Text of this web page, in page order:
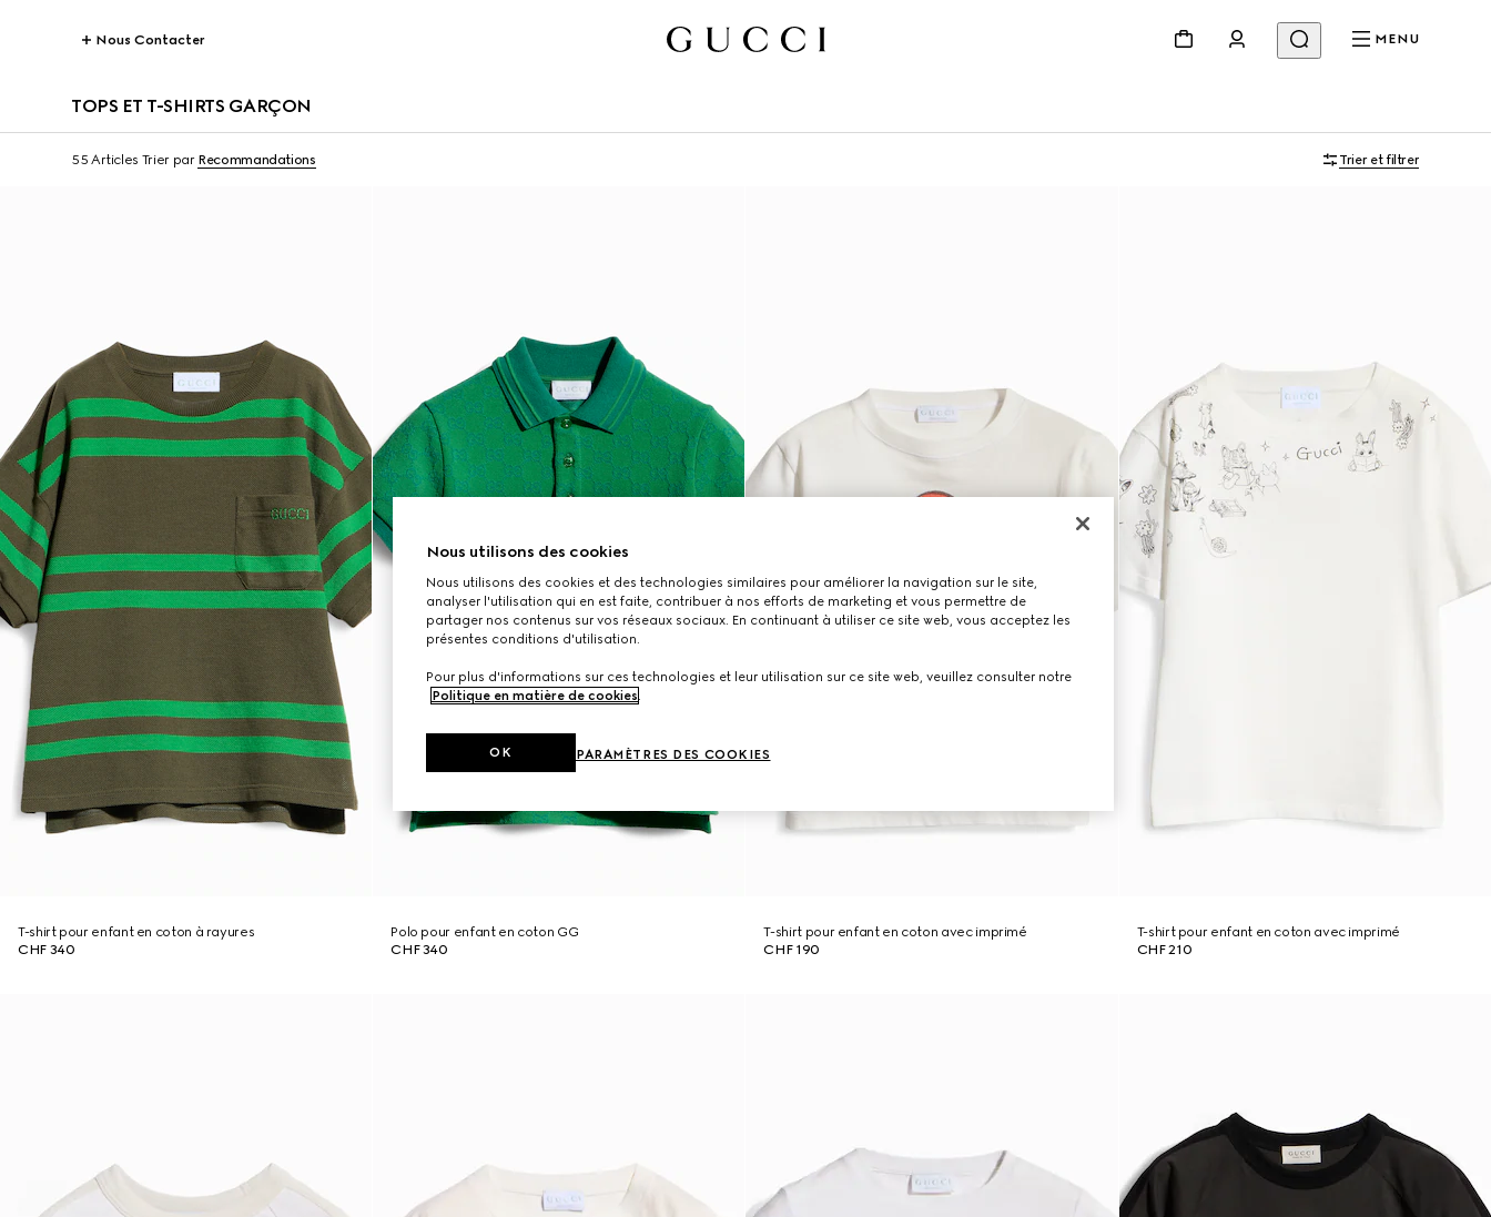
Nous Contacter MENU
TOPS ET T-SHIRTS GARÇON
55 Articles Trier par Recommandations Trier et filtrer
T-shirt pour enfant en coton à rayures
CHF 340
Polo pour enfant en coton GG
CHF 340
T-shirt pour enfant en coton avec imprimé
CHF 190
T-shirt pour enfant en coton avec imprimé
CHF 210
Nous utilisons des cookies
Nous utilisons des cookies et des technologies similaires pour améliorer la navigation sur le site,
analyser l'utilisation qui en est faite, contribuer à nos efforts de marketing et vous permettre de
partager nos contenus sur vos réseaux sociaux. En continuant à utiliser ce site web, vous acceptez les
présentes conditions d'utilisation.
Pour plus d'informations sur ces technologies et leur utilisation sur ce site web, veuillez consulter notre
Politique en matière de cookies.
PARAMÈTRES DES COOKIES
OK